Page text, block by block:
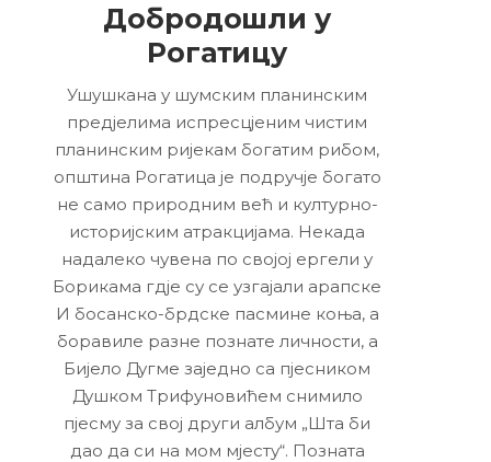
Добродошли у
Рогатицу
Ушушкана у шумским планинским
предјелима испресцјеним чистим
планинским ријекам богатим рибом,
општина Рогатица је подручје богато
не само природним већ и културно-
историјским атракцијама. Некада
надалеко чувена по својој ергели у
Борикама гдје су се узгајали арапске
И босанско-брдске пасмине коња, а
боравиле разне познате личности, а
Бијело Дугме заједно са пјесником
Душком Трифуновићем снимило
пјесму за свој други албум „Шта би
дао да си на мом мјесту“. Позната